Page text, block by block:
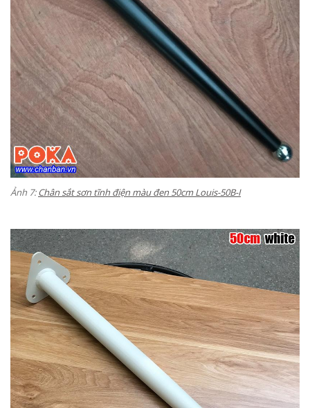
Ảnh 7:Chân sắt sơn tĩnh điện màu đen 50cm Louis-50B-I